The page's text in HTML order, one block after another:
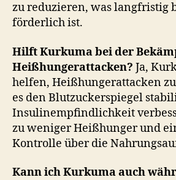
zu reduzieren, was langfristig
förderlich ist.
Hilft Kurkuma bei der
Heißhungerattacken? Ja,
helfen, Heißhungerattacken
es den Blutzuckerspiegel
Insulinempfindlichkeit
zu weniger Heißhunger und
Kontrolle über die
Kann ich Kurkuma auch